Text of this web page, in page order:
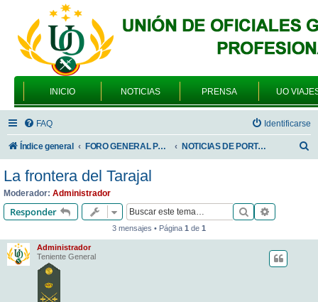
INICIO NOTICIAS PRENSA UO
FAQ Identificarse
Índice general FORO GENERAL PARA TODOS LOS USUARIOS NOTICIAS DE PORTADA
r
La frontera del Tarajal
Moderador: Administrador
Responder Buscar
3 mensajes • Página 1 de 1
Administrador
Teniente General